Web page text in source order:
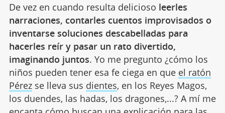
De vez en cuando resulta delicioso leerles
narraciones, contarles cuentos improvisados o
inventarse soluciones descabelladas para
hacerles reír y pasar un rato divertido,
imaginando juntos. Yo me pregunto ¿cómo los
niños pueden tener esa fe ciega en que el ratón
Pérezse lleva sus dientes, en los Reyes Magos,
los duendes, las hadas, los dragones,...? A mí me